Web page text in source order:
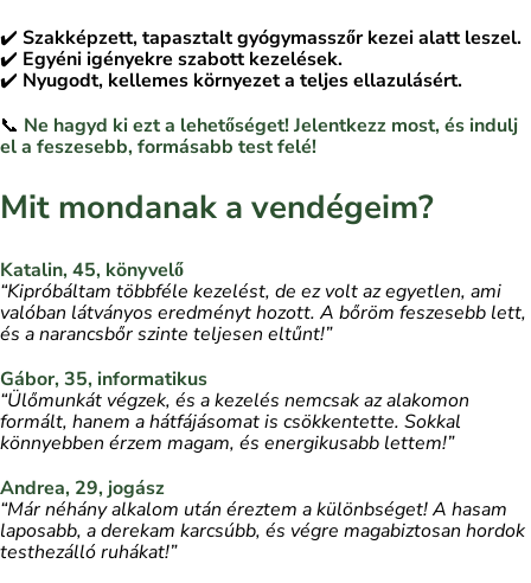
✔️ Szakképzett, tapasztalt gyógymasszőr kezei alatt leszel.
✔️ Egyéni igényekre szabott kezelések.
✔️ Nyugodt, kellemes környezet a teljes ellazulásért.
📞 Ne hagyd ki ezt a lehetőséget! Jelentkezz most, és indulj
el a feszesebb, formásabb test felé!
Mit mondanak a vendégeim?
Katalin, 45, könyvelő
“Kipróbáltam többféle kezelést, de ez volt az egyetlen, ami
valóban látványos eredményt hozott. A bőröm feszesebb lett,
és a narancsbőr szinte teljesen eltűnt!”
Gábor, 35, informatikus
“Ülőmunkát végzek, és a kezelés nemcsak az alakomon
formált, hanem a hátfájásomat is csökkentette. Sokkal
könnyebben érzem magam, és energikusabb lettem!”
Andrea, 29, jogász
“Már néhány alkalom után éreztem a különbséget! A hasam
laposabb, a derekam karcsúbb, és végre magabiztosan hordok
testhezálló ruhákat!”